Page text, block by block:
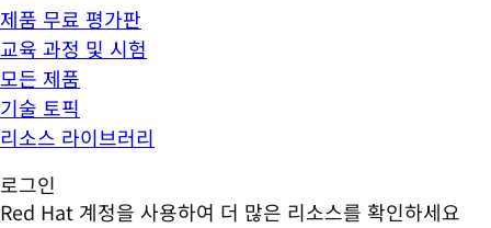
제품 무료 평가판
교육 과정 및 시험
모든 제품
기술 토픽
리소스 라이브러리
로그인
Red Hat 계정을 사용하여 더 많은 리소스를 확인하세요